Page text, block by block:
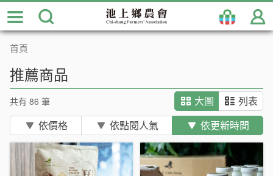
跳
到
主
首頁
推薦商品
共有 86 筆
依價格
依點閱人氣 依更新時間
大圖 列表